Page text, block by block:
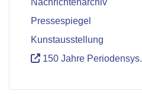
Nachrichtenarchiv
Pressespiegel
Kunstausstellung
150 Jahre Periodensys.